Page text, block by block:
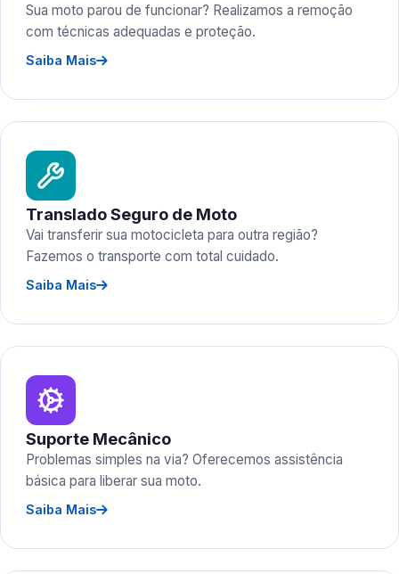
Sua moto parou de funcionar? Realizamos a remoção
com técnicas adequadas e proteção.
Saiba Mais
Translado Seguro de Moto
Vai transferir sua motocicleta para outra região?
Fazemos o transporte com total cuidado.
Saiba Mais
Suporte Mecânico
Problemas simples na via? Oferecemos assistência
básica para liberar sua moto.
Saiba Mais